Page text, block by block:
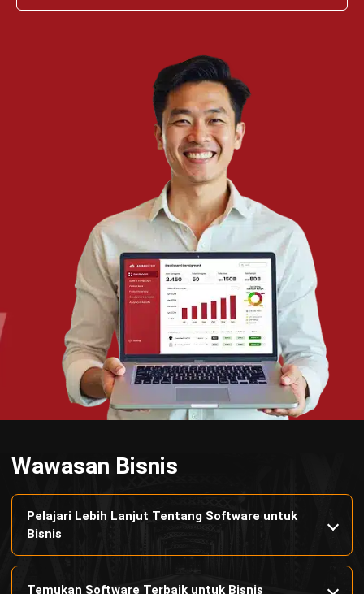
CRM
Invoicing
Accounting
Procurement
POS (Point of Sales)
HRM
WMS
INDUSTRI
Manufacturing
Wholesale
Retail
Construction
Engineering
Mining
FnB
Agriculture
HomeIndustriProdukTentang KamiHubungi Kami